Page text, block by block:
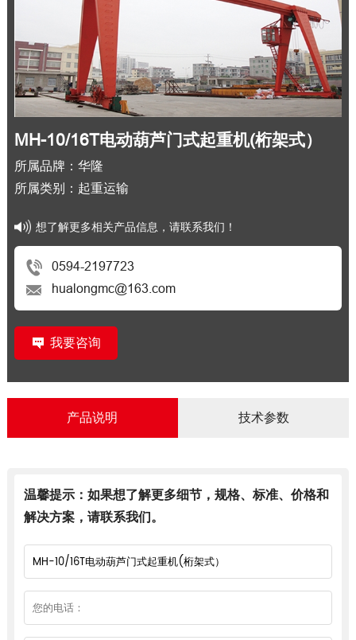
MH-10/16T电动葫芦门式起重机(桁架式）
所属品牌：华隆
所属类别：起重运输
想了解更多相关产品信息，请联系我们！
0594-2197723
hualongmc@163.com
我要咨询
产品说明 技术参数
温馨提示：如果想了解更多细节，规格、标准、价格和
解决方案，请联系我们。